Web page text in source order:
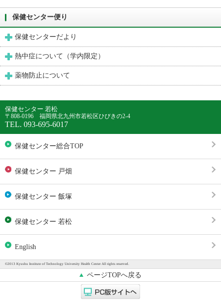
保健センター便り
保健センターだより
熱中症について（学内限定）
薬物防止について
保健センター 若松
〒808-0196 福岡県北九州市若松区ひびきの2-4
TEL. 093-695-6017
保健センター総合TOP
保健センター 戸畑
保健センター 飯塚
保健センター 若松
English
©2013 Kyushu Institute of Technology University Health Center All rights reserved.
ページTOPへ戻る